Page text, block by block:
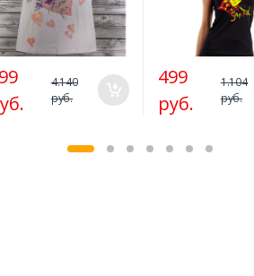
4.140
руб.
499
руб.
1.104
руб.